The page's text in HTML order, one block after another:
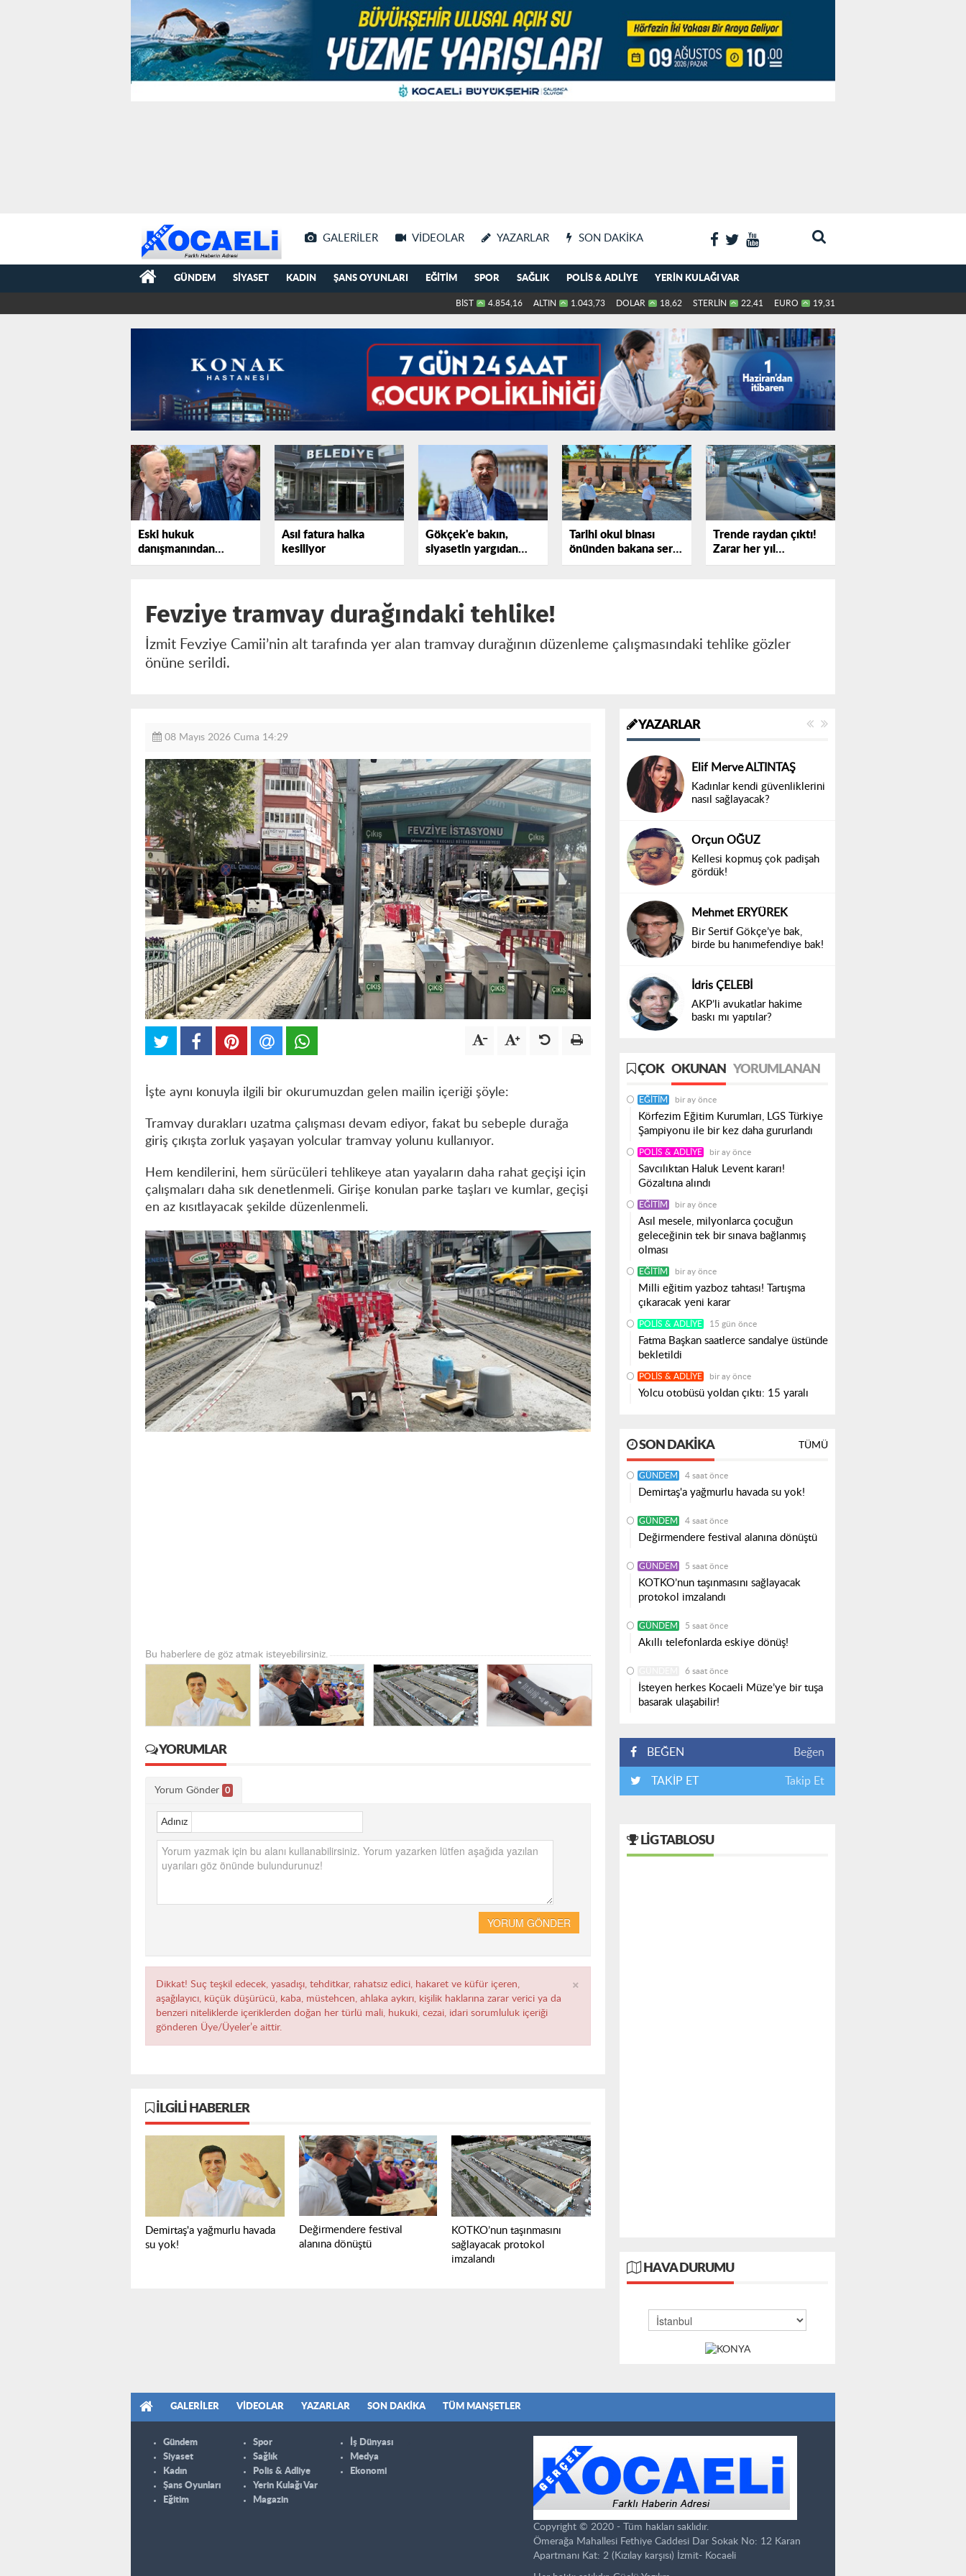
GALERILER VIDEOLAR YAZARLAR SON DAKIKA
GÜNDEM SIYASET KADIN ŞANS OYUNLARI EĞITIM SPOR SAĞLIK POLIS & ADLIYE YERIN KULAĞI VAR
BİST 4.854,16 ALTIN 1.043,73 DOLAR 18,62 STERLİN 22,41 EURO 19,31
Eski hukuk
danışmanından
Erdoğan'a bir uyarı
Asıl fatura halka
kesiliyor
Gökçek'e bakın,
siyasetin yargıdan
elini çekmediğini
Tarihi okul binası
önünden bakana sert
tepki gösterdi!
Trende raydan çıktı!
Zarar her yıl
katlanıyor
Fevziye tramvay durağındaki tehlike!
İzmit Fevziye Camii’nin alt tarafında yer alan tramvay durağının düzenleme çalışmasındaki tehlike gözler
önüne serildi.
08 Mayıs 2026 Cuma 14:29
İşte aynı konuyla ilgili bir okurumuzdan gelen mailin içeriği şöyle:
Tramvay durakları uzatma çalışması devam ediyor, fakat bu sebeple durağa
giriş çıkışta zorluk yaşayan yolcular tramvay yolunu kullanıyor.
Hem kendilerini, hem sürücüleri tehlikeye atan yayaların daha rahat geçişi için
çalışmaları daha sık denetlenmeli. Girişe konulan parke taşları ve kumlar, geçişi
en az kısıtlayacak şekilde düzenlenmeli.
Bu haberlere de göz atmak isteyebilirsiniz.
YORUMLAR
Yorum Gönder 0
Adınız
YORUM GÖNDER
×
Dikkat! Suç teşkil edecek, yasadışı, tehditkar, rahatsız edici, hakaret ve küfür içeren,
aşağılayıcı, küçük düşürücü, kaba, müstehcen, ahlaka aykırı, kişilik haklarına zarar verici ya da
benzeri niteliklerde içeriklerden doğan her türlü mali, hukuki, cezai, idari sorumluluk içeriği
gönderen Üye/Üyeler’e aittir.
İLGILI HABERLER
Demirtaş'a yağmurlu havada
su yok!
Değirmendere festival
alanına dönüştü
KOTKO’nun taşınmasını
sağlayacak protokol
imzalandı
YAZARLAR
Elif Merve ALTINTAŞ
Kadınlar kendi güvenliklerini
nasıl sağlayacak?
Orçun OĞUZ
Kellesi kopmuş çok padişah
gördük!
Mehmet ERYÜREK
Bir Sertif Gökçe’ye bak,
birde bu hanımefendiye bak!
İdris ÇELEBİ
AKP’li avukatlar hakime
baskı mı yaptılar?
ÇOK OKUNAN YORUMLANAN
EĞITIM bir ay önce
Körfezim Eğitim Kurumları, LGS Türkiye
Şampiyonu ile bir kez daha gururlandı
POLIS & ADLIYE bir ay önce
Savcılıktan Haluk Levent kararı!
Gözaltına alındı
EĞITIM bir ay önce
Asıl mesele, milyonlarca çocuğun
geleceğinin tek bir sınava bağlanmış
olması
EĞITIM bir ay önce
Milli eğitim yazboz tahtası! Tartışma
çıkaracak yeni karar
POLIS & ADLIYE 15 gün önce
Fatma Başkan saatlerce sandalye üstünde
bekletildi
POLIS & ADLIYE bir ay önce
Yolcu otobüsü yoldan çıktı: 15 yaralı
SON DAKIKA TÜMÜ
GÜNDEM 4 saat önce
Demirtaş'a yağmurlu havada su yok!
GÜNDEM 4 saat önce
Değirmendere festival alanına dönüştü
GÜNDEM 5 saat önce
KOTKO’nun taşınmasını sağlayacak
protokol imzalandı
GÜNDEM 5 saat önce
Akıllı telefonlarda eskiye dönüş!
6 saat önce
İsteyen herkes Kocaeli Müze’ye bir tuşa
basarak ulaşabilir!
BEĞEN Beğen
TAKİP ET Takip Et
LIG TABLOSU
HAVA DURUMU
GALERILER VIDEOLAR YAZARLAR SON DAKIKA TÜM MANŞETLER
Gündem
Siyaset
Kadın
Şans Oyunları
Eğitim
Spor
Sağlık
Polis & Adliye
Yerin Kulağı Var
Magazin
İş Dünyası
Medya
Ekonomi
Copyright © 2020 - Tüm hakları saklıdır.
Ömerağa Mahallesi Fethiye Caddesi Dar Sokak No: 12 Karan
Apartmanı Kat: 2 (Kızılay karşısı) İzmit- Kocaeli